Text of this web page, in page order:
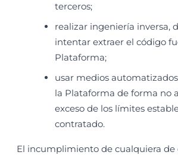
terceros;
realizar ingeniería inversa,
intentar extraer el código
Plataforma;
usar medios
la Plataforma de forma no
exceso de los límites
contratado.
El incumplimiento de cualquiera de